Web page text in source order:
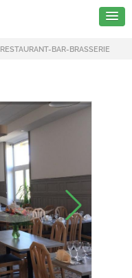
RESTAURANT-BAR-BRASSERIE